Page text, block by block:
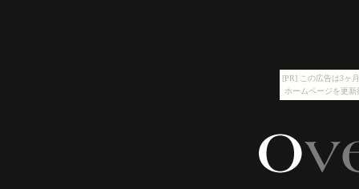
[PR] この広告は3ヶ
ホームページを更